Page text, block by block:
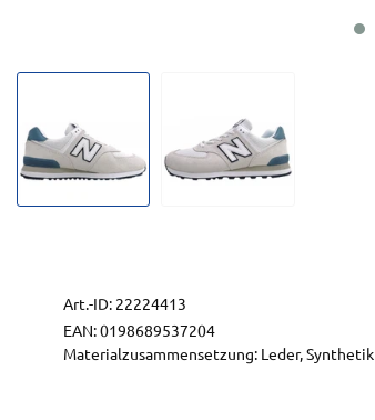
Art.-ID: 22224413
EAN:0198689537204
Materialzusammensetzung: Leder, Synthetik